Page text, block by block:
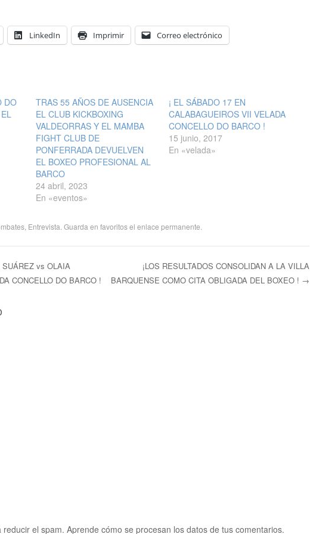
LinkedIn Imprimir Correo electrónico
DO
TRAS 55 AÑOS DE AUSENCIA
EL CLUB KICKBOXING
VALDEORRAS Y EL MAMBA
FIGHT CLUB DE
PONFERRADA DEVUELVEN
EL BOXEO PROFESIONAL AL
BARCO
24 abril, 2023
En «eventos»
¡ EL SÁBADO 17 EN
CALABAGUEIROS VII VELADA
CONCELLO DO BARCO !
15 junio, 2017
En «velada»
, Entrevista. Guarda en favoritos el enlace permanente.
entradas
SUÁREZ vs OLAIA
CONCELLO DO BARCO !
¡LOS RESULTADOS CONSOLIDAN A LA VILLA
BARQUENSE COMO CITA OBLIGADA DEL BOXEO ! →
reducir el spam. Aprende cómo se procesan los datos de tus comentarios.